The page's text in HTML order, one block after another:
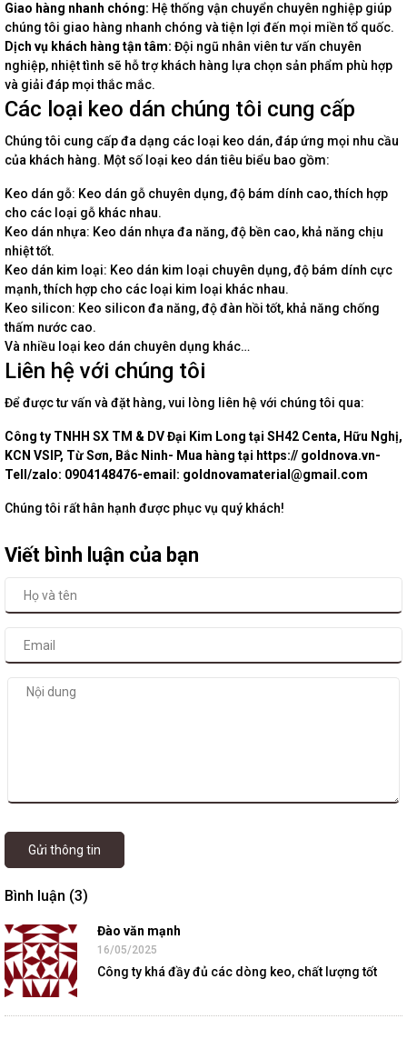
Giao hàng nhanh chóng: Hệ thống vận chuyển chuyên nghiệp giúp
chúng tôi giao hàng nhanh chóng và tiện lợi đến mọi miền tổ quốc.
Dịch vụ khách hàng tận tâm: Đội ngũ nhân viên tư vấn chuyên
nghiệp, nhiệt tình sẽ hỗ trợ khách hàng lựa chọn sản phẩm phù hợp
và giải đáp mọi thắc mắc.
Các loại keo dán chúng tôi cung cấp
Chúng tôi cung cấp đa dạng các loại keo dán, đáp ứng mọi nhu cầu
của khách hàng. Một số loại keo dán tiêu biểu bao gồm:
Keo dán gỗ: Keo dán gỗ chuyên dụng, độ bám dính cao, thích hợp
cho các loại gỗ khác nhau.
Keo dán nhựa: Keo dán nhựa đa năng, độ bền cao, khả năng chịu
nhiệt tốt.
Keo dán kim loại: Keo dán kim loại chuyên dụng, độ bám dính cực
mạnh, thích hợp cho các loại kim loại khác nhau.
Keo silicon: Keo silicon đa năng, độ đàn hồi tốt, khả năng chống
thấm nước cao.
Và nhiều loại keo dán chuyên dụng khác…
Liên hệ với chúng tôi
Để được tư vấn và đặt hàng, vui lòng liên hệ với chúng tôi qua:
Công ty TNHH SX TM & DV Đại Kim Long tại SH42 Centa, Hữu Nghị,
KCN VSIP, Từ Sơn, Bắc Ninh- Mua hàng tại https:// goldnova.vn-
Tell/zalo: 0904148476-email: goldnovamaterial@gmail.com
Chúng tôi rất hân hạnh được phục vụ quý khách!
Viết bình luận của bạn
Gửi thông tin
Bình luận (3)
Đào văn mạnh
16/05/2025
Công ty khá đầy đủ các dòng keo, chất lượng tốt